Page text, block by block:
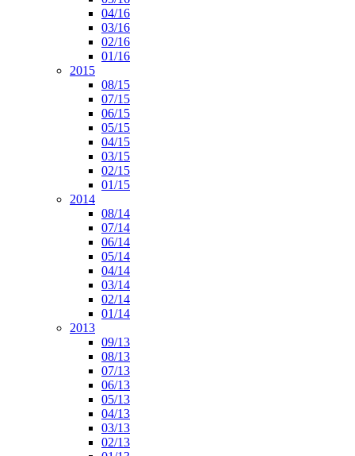
04/16
03/16
02/16
01/16
2015
08/15
07/15
06/15
05/15
04/15
03/15
02/15
01/15
2014
08/14
07/14
06/14
05/14
04/14
03/14
02/14
01/14
2013
09/13
08/13
07/13
06/13
05/13
04/13
03/13
02/13